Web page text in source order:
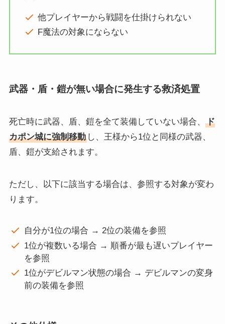
他プレイヤーから戦闘を仕掛けられない
F魔法の対象にならない
武器・盾・鎧が無い場合に発生する救済処置
死亡時に武器、盾、鎧を全て装備していない場合、
ド
カポン城に強制移動し、王様から1位と同様の武器、
盾、鎧が支給されます。
ただし、以下に該当する場合は、参照する対象が変わ
ります。
自分が1位の場合 → 2位の装備を参照
1位が複数いる場合 → 順番が最も遅いプレイヤー
を参照
1位がデビルマン状態の場合 → デビルマンの変身
前の装備を参照